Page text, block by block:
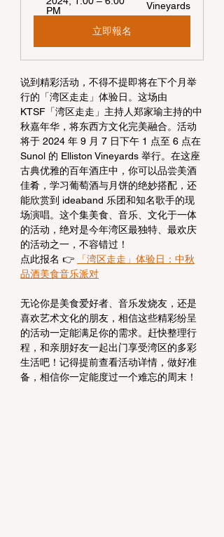
PM
Vineyards
立即報名
说到精彩活动，不得不提即将在下个月举
行的「湾区走走」体验日。这场由
KTSF「湾区走走」主持人郑家瑜主持的中
秋嘉年华，将东西方文化完美融合。活动
将于 2024 年 9 月 7 日下午 1 点至 6 点在
Sunol 的 Elliston Vineyards 举行。在这座
古典优雅的百年酒庄中，你可以品尝美酒
佳肴，学习葡萄酒与月饼的绝妙搭配，还
能欣赏到 ideaband 乐团和知名歌手的现
场演唱。这个集美食、音乐、文化于一体
的活动，绝对是今年湾区最独特、最欢庆
的活动之一，不容错过！
点此报名 👉
「湾区走走」体验日：中秋
品酒美食音乐派对
无论你是美食爱好者、音乐发烧友，还是
喜欢艺术文化的朋友，相信这些精彩纷呈
的活动一定能满足你的需求。赶快整理行
程，和亲朋好友一起出门享受湾区的多彩
生活吧！记得提前查看活动详情，做好准
备，相信你一定能度过一个难忘的周末！